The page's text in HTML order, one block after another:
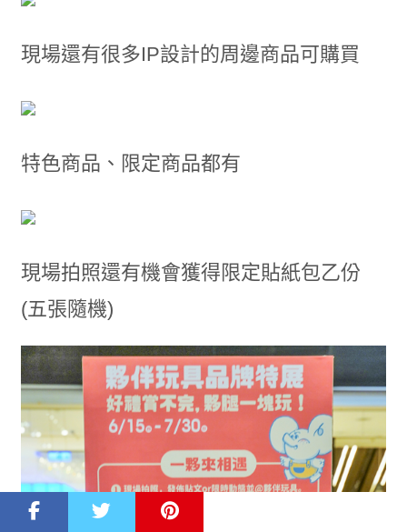
現場還有很多IP設計的周邊商品可購買
特色商品、限定商品都有
現場拍照還有機會獲得限定貼紙包乙份
(五張隨機)